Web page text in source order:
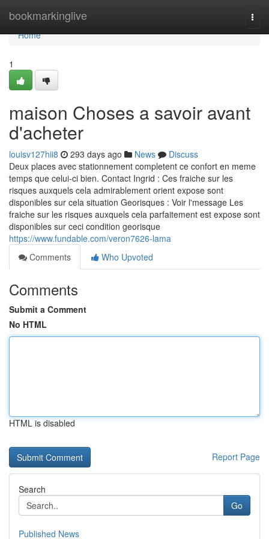
bookmarkinglive
Home
Home
1
maison Choses a savoir avant
d'acheter
louisv127hii8 293 days ago News
Discuss
Deux places avec stationnement completent ce confort en meme
temps que celui-ci bien. Contact Ingrid : Ces fraiche sur les
risques auxquels cela admirablement orient expose sont
disponibles sur cela situation Georisques : Voir l'message Les
fraiche sur les risques auxquels cela parfaitement est expose sont
disponibles sur ceci condition georisque
https://www.fundable.com/veron7626-lama
Comments
Who Upvoted
Comments
Submit a Comment
No HTML
HTML is disabled
Report Page
Search
Go
Published News